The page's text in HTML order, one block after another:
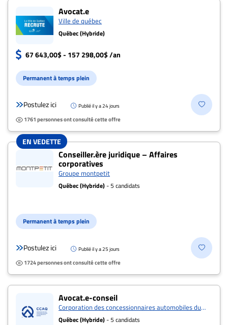
un
emploi
Publicité
Solutions de
recrutements
NOUS
Nous
joindre
À
S’abonner
FAQ
Politique de
confidentialité
Avocat.e
Ville de québec
Québec (Hybride)
67 643,00$ - 157 298,00$ /an
Permanent à temps plein
Postulez ici Publié il y a 24 jours
1761 personnes ont consulté cette offre
EN VEDETTE
Conseiller.ère juridique – Affaires
corporatives
Groupe montpetit
Québec (Hybride)- 5 candidats
Permanent à temps plein
Postulez ici Publié il y a 25 jours
1724 personnes ont consulté cette offre
Avocat.e-conseil
Corporation des concessionnaires automobiles du
québec
Québec (Hybride)- 5 candidats